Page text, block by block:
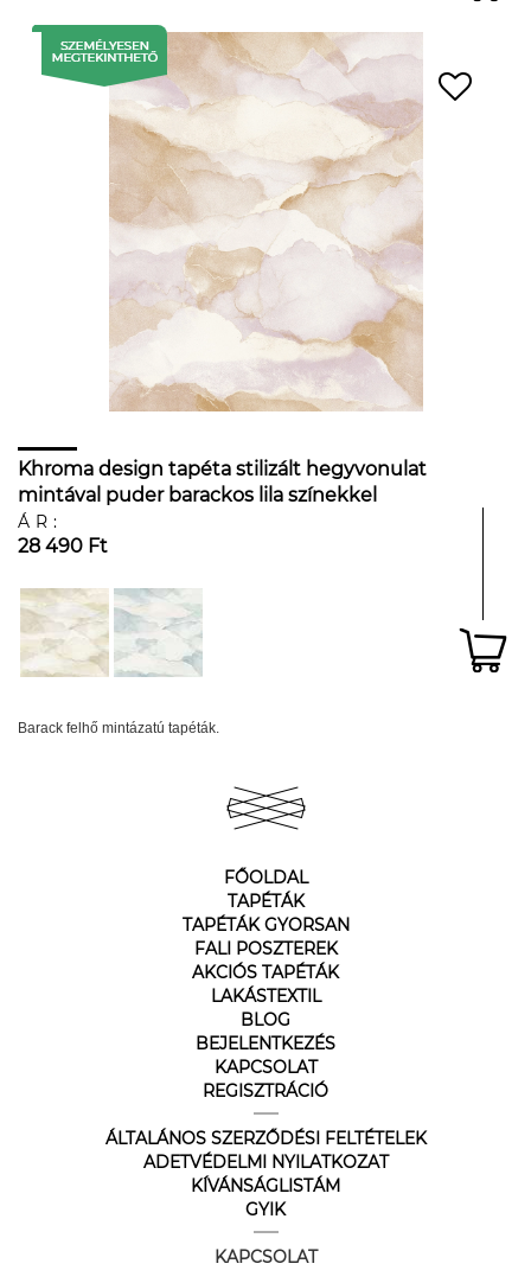
Khroma design tapéta stilizált hegyvonulat
mintával puder barackos lila színekkel
ÁR:
28 490 Ft
Barack felhő mintázatú tapéták.
FŐOLDAL
TAPÉTÁK
TAPÉTÁK GYORSAN
FALI POSZTEREK
AKCIÓS TAPÉTÁK
LAKÁSTEXTIL
BLOG
BEJELENTKEZÉS
KAPCSOLAT
REGISZTRÁCIÓ
ÁLTALÁNOS SZERZŐDÉSI FELTÉTELEK
ADETVÉDELMI NYILATKOZAT
KÍVÁNSÁGLISTÁM
GYIK
KAPCSOLAT